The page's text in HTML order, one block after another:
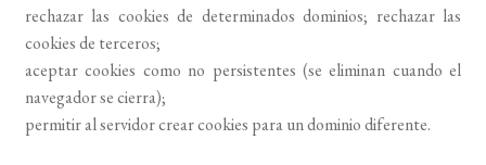
rechazar las cookies de determinados dominios; rechazar las
cookies de terceros;
aceptar cookies como no persistentes (se eliminan cuando el
navegador se cierra);
permitir al servidor crear cookies para un dominio diferente.